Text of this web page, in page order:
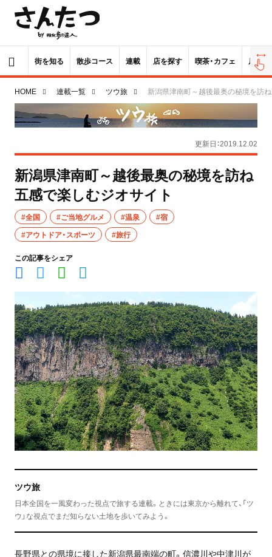
街を知る 散歩コース 連載 店を探す 喫茶・カフェ 居酒屋
HOME 連載一覧 ツウ旅 新潟県津南町～越後最奥の秘境を訪
更新日：2019.12.02
新潟県津南町～越後最奥の秘境を訪ね
五感で楽しむジオサイト
#全国 #ご当地グルメ #温泉
#宿
#アウトドア・スポーツ
#旅行
この記事をシェア
ツウ旅
日本全国を一風変わった視点で旅する連載。ときには東京から離れて、「ツ
ウ」な視点でまだ知らない土地を歩いてみよう。
長野県との県境に接した新潟県最南端の町。信濃川や中津川が